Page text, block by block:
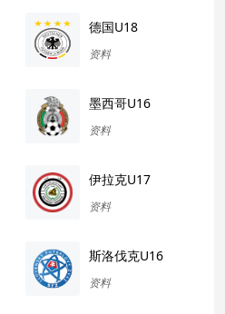
德国U18
资料
墨西哥U16
资料
伊拉克U17
资料
斯洛伐克U16
资料